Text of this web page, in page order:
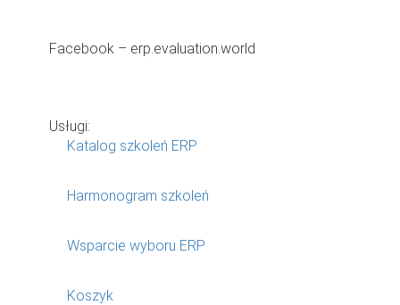
Facebook – erp.evaluation.world
Usługi:
Katalog szkoleń ERP
Harmonogram szkoleń
Wsparcie wyboru ERP
Koszyk